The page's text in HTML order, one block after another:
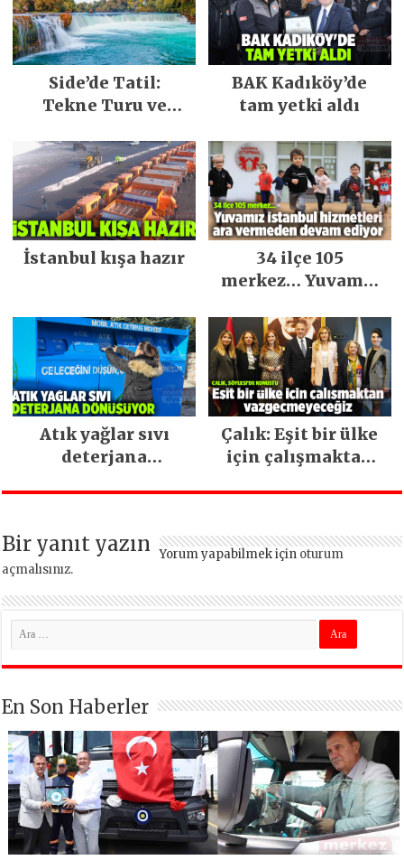
Side’de Tatil:
Tekne Turu ve
BAK Kadıköy’de
tam yetki aldı
İstanbul kışa hazır
34 ilçe 105
merkez… Yuvamız
ara vermeden
devam ediyor
Atık yağlar sıvı
deterjana
Çalık: Eşit bir ülke
için çalışmaktan
Bir yanıt yazın Yorum yapabilmek için oturum
açmalısınız.
En Son Haberler